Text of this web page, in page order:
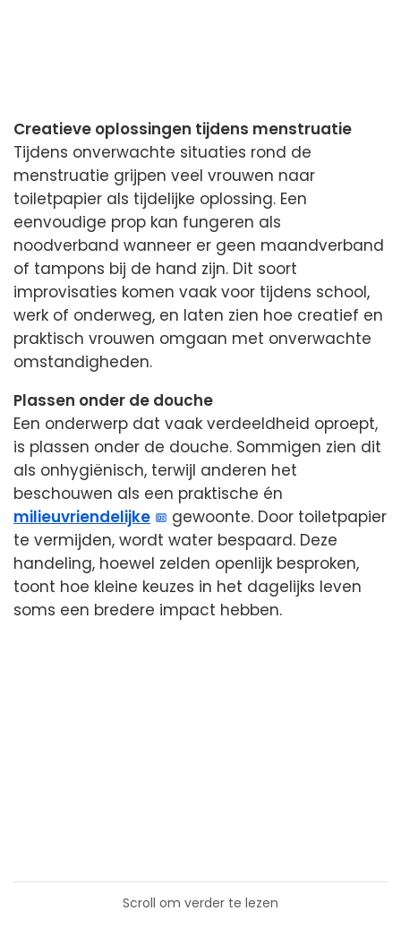
Creatieve oplossingen tijdens menstruatie
Tijdens onverwachte situaties rond de
menstruatie grijpen veel vrouwen naar
toiletpapier als tijdelijke oplossing. Een
eenvoudige prop kan fungeren als
noodverband wanneer er geen maandverband
of tampons bij de hand zijn. Dit soort
improvisaties komen vaak voor tijdens school,
werk of onderweg, en laten zien hoe creatief en
praktisch vrouwen omgaan met onverwachte
omstandigheden.
Plassen onder de douche
Een onderwerp dat vaak verdeeldheid oproept,
is plassen onder de douche. Sommigen zien dit
als onhygiënisch, terwijl anderen het
beschouwen als een praktische én
milieuvriendelijke
gewoonte. Door toiletpapier
te vermijden, wordt water bespaard. Deze
handeling, hoewel zelden openlijk besproken,
toont hoe kleine keuzes in het dagelijks leven
soms een bredere impact hebben.
Scroll om verder te lezen